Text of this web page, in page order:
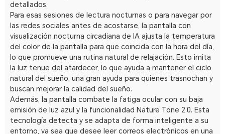
detallados.
Para esas sesiones de lectura nocturnas o para navegar por
las redes sociales antes de acostarse, la pantalla con
visualización nocturna circadiana de IA ajusta la temperatura
del color de la pantalla para que coincida con la hora del día,
lo que promueve una rutina natural de relajación. Esto imita
la luz tenue del atardecer, lo que ayuda a mantener el ciclo
natural del sueño, una gran ayuda para quienes trasnochan y
buscan mejorar la calidad del sueño.
Además, la pantalla combate la fatiga ocular con su baja
emisión de luz azul y la funcionalidad Nature Tone 2.0. Esta
tecnología detecta y se adapta de forma inteligente a su
entorno, ya sea que desee leer correos electrónicos en una